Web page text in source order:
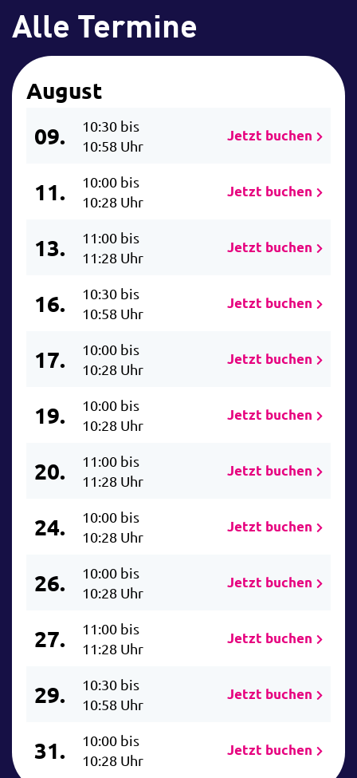
Alle Termine
August
09.
10:30 bis
10:58 Uhr
Jetzt buchen
11.
10:00 bis
10:28 Uhr
Jetzt buchen
13.
11:00 bis
11:28 Uhr
Jetzt buchen
16.
10:30 bis
10:58 Uhr
Jetzt buchen
17.
10:00 bis
10:28 Uhr
Jetzt buchen
19.
10:00 bis
10:28 Uhr
Jetzt buchen
20.
11:00 bis
11:28 Uhr
Jetzt buchen
24.
10:00 bis
10:28 Uhr
Jetzt buchen
26.
10:00 bis
10:28 Uhr
Jetzt buchen
27.
11:00 bis
11:28 Uhr
Jetzt buchen
29.
10:30 bis
10:58 Uhr
Jetzt buchen
31.
10:00 bis
10:28 Uhr
Jetzt buchen